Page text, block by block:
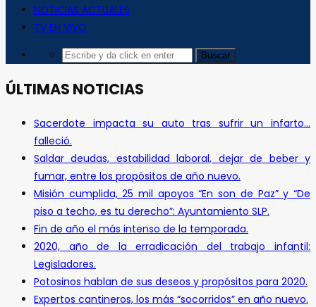
NOTICIAS ACTUALES
TV EN VIVO
ÚLTIMAS NOTICIAS
Sacerdote impacta su auto tras sufrir un infarto…
falleció.
Saldar deudas, estabilidad laboral, dejar de beber y
fumar, entre los propósitos de año nuevo.
Misión cumplida, 25 mil apoyos “En son de Paz” y “De
piso a techo, es tu derecho”: Ayuntamiento SLP.
Fin de año el más intenso de la temporada.
2020, año de la erradicación del trabajo infantil:
Legisladores.
Potosinos hablan de sus deseos y propósitos para 2020.
Expertos cantineros, los más “socorridos” en año nuevo.